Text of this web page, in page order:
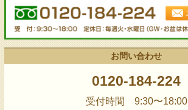
お問い合わせ
0120-184-224
受付時間 9:30〜18:00